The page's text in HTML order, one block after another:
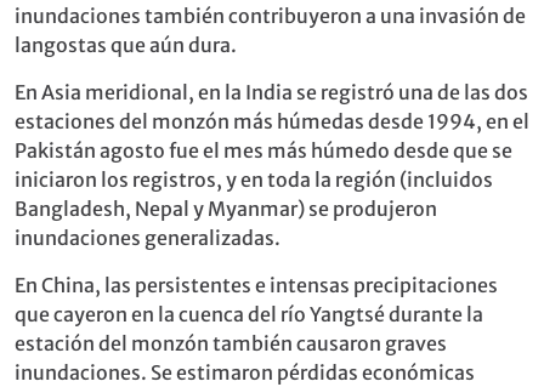
inundaciones también contribuyeron a una invasión de
langostas que aún dura.
En Asia meridional, en la India se registró una de las dos
estaciones del monzón más húmedas desde 1994, en el
Pakistán agosto fue el mes más húmedo desde que se
iniciaron los registros, y en toda la región (incluidos
Bangladesh, Nepal y Myanmar) se produjeron
inundaciones generalizadas.
En China, las persistentes e intensas precipitaciones
que cayeron en la cuenca del río Yangtsé durante la
estación del monzón también causaron graves
inundaciones. Se estimaron pérdidas económicas